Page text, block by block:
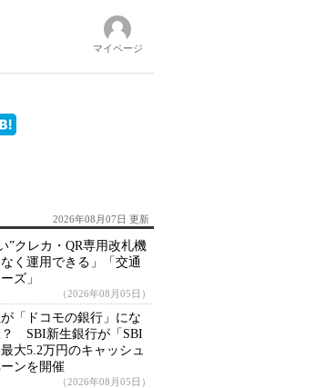
マイページ
2026年08月07日 更新
”クレカ・QR専用改札機
く運用できる」「交通
ズ」
（2026年08月05日）
「ドコモの銀行」にな
？ SBI新生銀行が「SBI
大5.2万円のキャッシュ
ンを開催
（2026年08月05日）